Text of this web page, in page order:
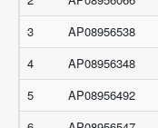
3
AP08956538
4
AP08956348
5
AP08956492